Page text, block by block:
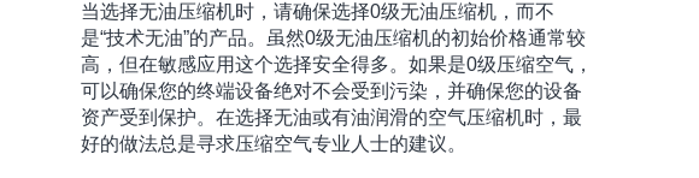
当选择无油压缩机时，请确保选择0级无油压缩机，而不
是“技术无油”的产品。虽然0级无油压缩机的初始价格通常较
高，但在敏感应用这个选择安全得多。如果是0级压缩空气，
可以确保您的终端设备绝对不会受到污染，并确保您的设备
资产受到保护。在选择无油或有油润滑的空气压缩机时，最
好的做法总是寻求压缩空气专业人士的建议。